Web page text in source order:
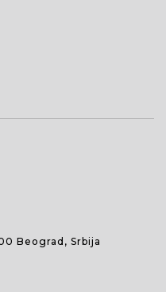
Beograd, Srbija